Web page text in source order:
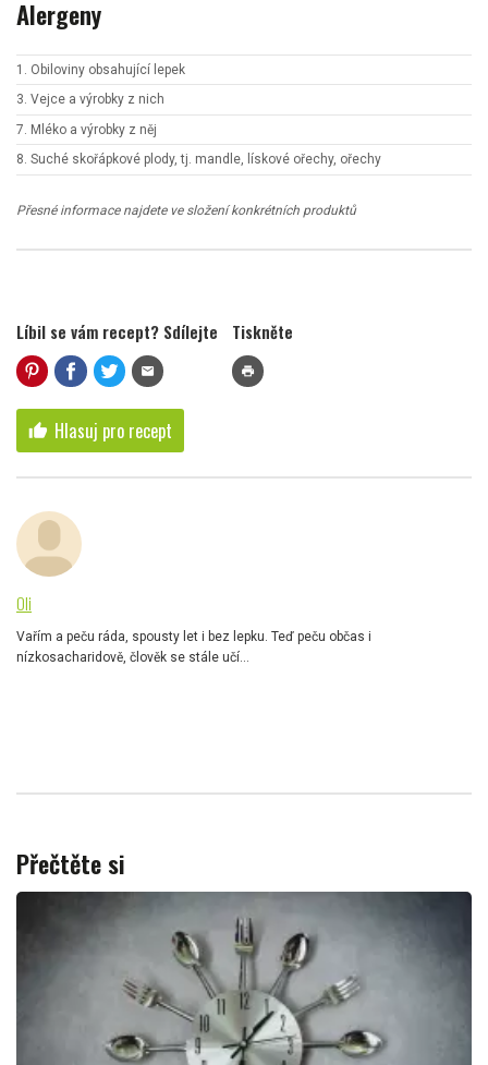
Alergeny
1. Obiloviny obsahující lepek
3. Vejce a výrobky z nich
7. Mléko a výrobky z něj
8. Suché skořápkové plody, tj. mandle, lískové ořechy, ořechy
Přesné informace najdete ve složení konkrétních produktů
Líbil se vám recept? Sdílejte
mail
Tiskněte
print
thumb_up Hlasuj pro recept
Oli
Vařím a peču ráda, spousty let i bez lepku. Teď peču občas i
nízkosacharidově, člověk se stále učí...
Přečtěte si